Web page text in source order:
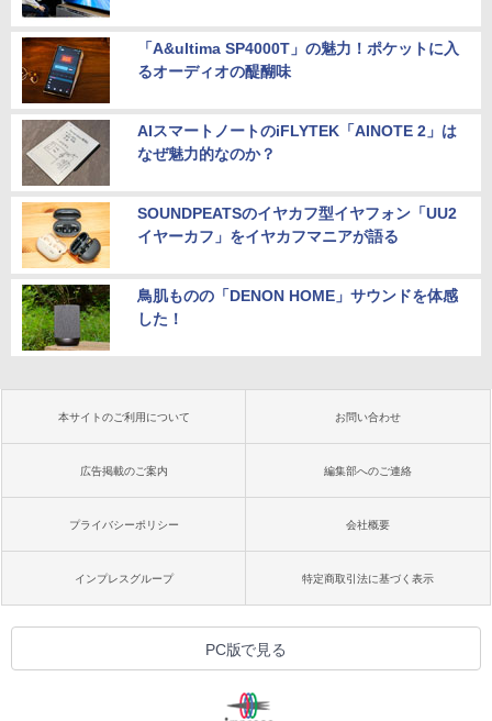
「A&ultima SP4000T」の魅力！ポケットに入
るオーディオの醍醐味
AIスマートノートのiFLYTEK「AINOTE 2」は
なぜ魅力的なのか？
SOUNDPEATSのイヤカフ型イヤフォン「UU2
イヤーカフ」をイヤカフマニアが語る
鳥肌ものの「DENON HOME」サウンドを体感
した！
本サイトのご利用について お問い合わせ
広告掲載のご案内 編集部へのご連絡
プライバシーポリシー 会社概要
インプレスグループ 特定商取引法に基づく表示
PC版で見る